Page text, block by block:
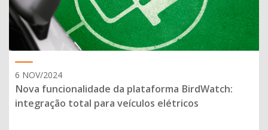
6 NOV/2024
Nova funcionalidade da plataforma BirdWatch:
integração total para veículos elétricos